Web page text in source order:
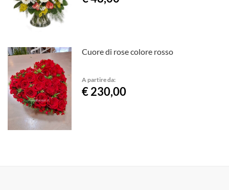
Cuore di rose colore rosso
A partire da:
€ 230,00